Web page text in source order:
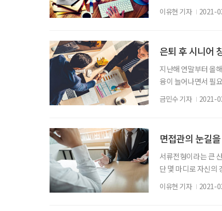
속 새로운 대안으
소개한다. 자료 탤
이유현 기자 2021-
은퇴 후 시니어
지난해 연말부터 올
융이 늘어나면서 필
욕이 상당히 높아
출신 은퇴자는 창
하고
금민수 기자 2021-
면접관의 눈길
서류전형이라는 큰
단 몇 마디로 자신의
순발력이 필요하다
한다. 재취업의 길
이유현 기자 2021-